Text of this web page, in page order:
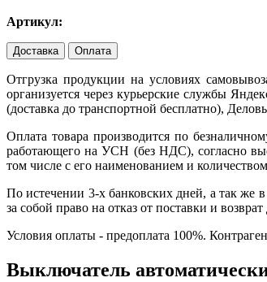
Артикул:
Доставка Оплата
Отгрузка продукции на условиях
организуется через курьерские службы
(доставка до транспортной бесплатно),
Оплата товара производится по
работающего на УСН (без НДС), согласно
том числе с его наименованием и
По истечении 3-х банковских дней, а так же
за собой право на отказ от поставки и
Условия оплаты - предоплата 100%.
Выключатель